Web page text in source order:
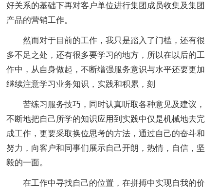
好关系的基础下再对客户单位进行集团成员收集及集团
产品的营销工作。
然而对于目前的工作，我只是踏入了门槛，还有很
多不足之处，还有很多要学习的地方，所以在以后的工
作中，从自身做起，不断缯强服务意识与水平还要更加
继续注意学习业务知识，实践和积累，刻
苦练习服务技巧，同时认真听取各种意见及建议，
不断地把自己所学的知识应用到实践中仅是机械地去完
成工作，更要采取换位思考的方法，通过自己的奋斗和
努力，向客户和同事们展示自己开朗，热情，自信，坚
毅的一面。
在工作中寻找自己的位置，在拼搏中实现自我的价